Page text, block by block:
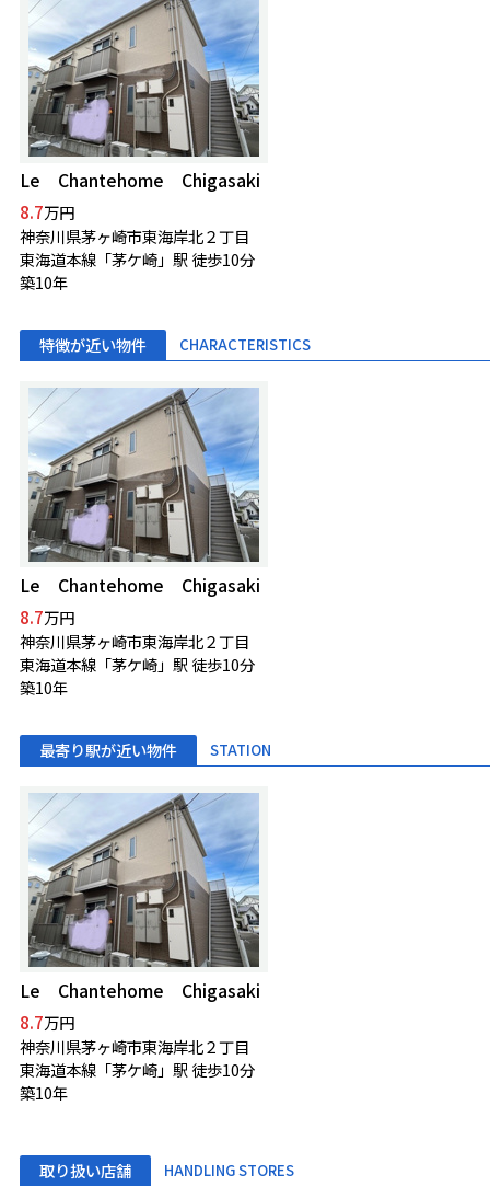
Le Chantehome Chigasaki
8.7万円
神奈川県茅ヶ崎市東海岸北２丁目
東海道本線「茅ケ崎」駅 徒歩10分
築10年
特徴が近い物件 CHARACTERISTICS
Le Chantehome Chigasaki
8.7万円
神奈川県茅ヶ崎市東海岸北２丁目
東海道本線「茅ケ崎」駅 徒歩10分
築10年
最寄り駅が近い物件 STATION
Le Chantehome Chigasaki
8.7万円
神奈川県茅ヶ崎市東海岸北２丁目
東海道本線「茅ケ崎」駅 徒歩10分
築10年
取り扱い店舗 HANDLING STORES